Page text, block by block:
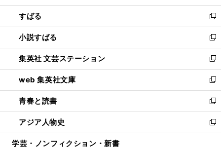
開
く
ウ
で
開
く
ン
ド
ウ
で
開
く
すばる
新
し
い
ウ
ィ
ン
ド
ウ
で
開
く
小説すばる
新
し
い
ウ
ィ
ン
ド
ウ
で
開
集英社 文芸ステーション
新
し
い
ウ
ィ
ン
ド
ウ
web 集英社文庫
新
し
い
ウ
ィ
ン
青春と読書
新
し
い
ウ
アジア人物史
新
し
学芸・ノンフィクション・新書